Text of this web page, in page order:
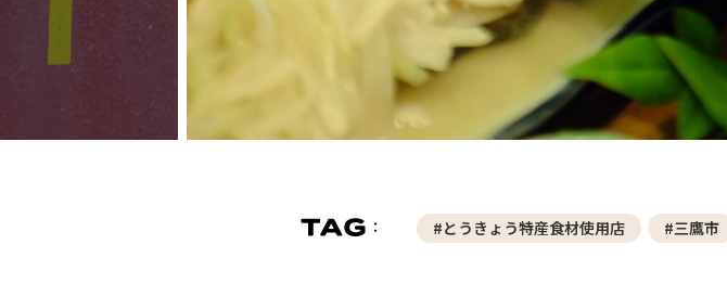
#とうきょう特産食材使用店 #三鷹市